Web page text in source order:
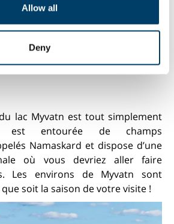
and analytics partners who
other information that you’ve
that they’ve collected from your use
Allow all
Deny
lac Myvatn est tout simplement
est entourée de champs
Namaskard et dispose d’une
où vous devriez aller faire
Les environs de Myvatn sont
soit la saison de votre visite !